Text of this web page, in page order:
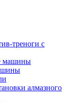
треноги с
машины
алмазного